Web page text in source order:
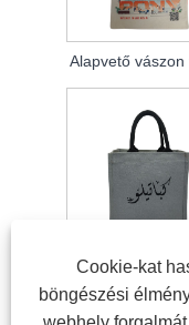
Alapvető vászon
Vászon kis
Cookie-kat
böngészési